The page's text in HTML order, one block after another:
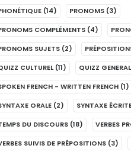
(14) PRONOMS (3)
COMPLÉMENTS (4)
SUJETS (2)
CULTUREL (11) QUIZZ
FRENCH - WRITTEN FRENCH (1)
ORALE (2) SYNTAXE
DU DISCOURS (18) VERBES
SUIVIS DE PRÉPOSITIONS (3)